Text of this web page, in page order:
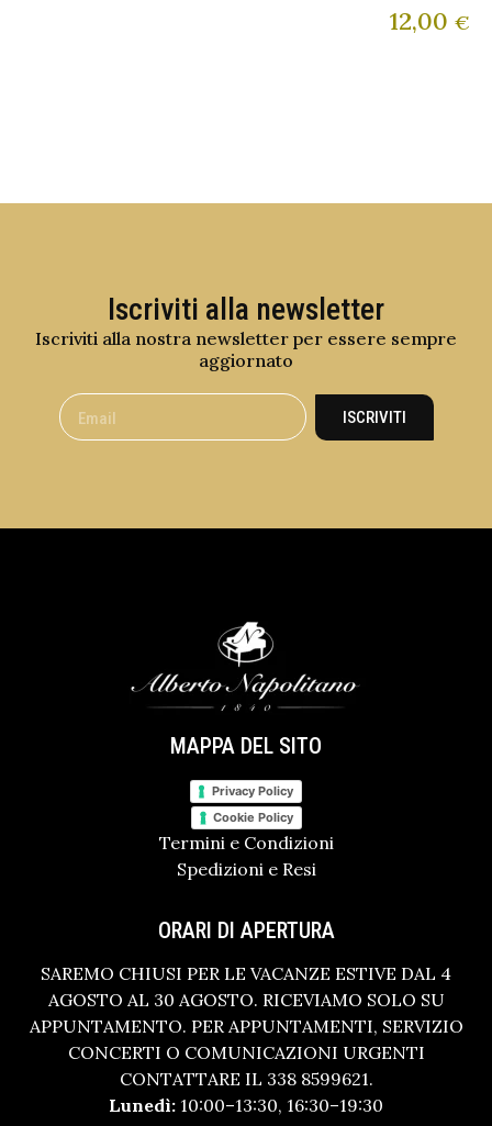
12,00 €
Iscriviti alla newsletter
Iscriviti alla nostra newsletter per essere sempre
aggiornato
ISCRIVITI
MAPPA DEL SITO
Privacy Policy
Cookie Policy
Termini e Condizioni
Spedizioni e Resi
ORARI DI APERTURA
SAREMO CHIUSI PER LE VACANZE ESTIVE DAL 4
AGOSTO AL 30 AGOSTO. RICEVIAMO SOLO SU
APPUNTAMENTO. PER APPUNTAMENTI, SERVIZIO
CONCERTI O COMUNICAZIONI URGENTI
CONTATTARE IL 338 8599621.
Lunedì: 10:00–13:30, 16:30–19:30